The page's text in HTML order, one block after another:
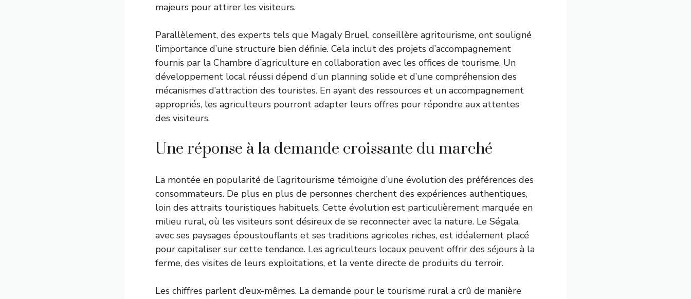
majeurs pour attirer les visiteurs.
Parallèlement, des experts tels que Magaly Bruel, conseillère agritourisme, ont souligné
l’importance d’une structure bien définie. Cela inclut des projets d’accompagnement
fournis par la Chambre d’agriculture en collaboration avec les offices de tourisme. Un
développement local réussi dépend d’un planning solide et d’une compréhension des
mécanismes d’attraction des touristes. En ayant des ressources et un accompagnement
appropriés, les agriculteurs pourront adapter leurs offres pour répondre aux attentes
des visiteurs.
Une réponse à la demande croissante du marché
La montée en popularité de l’agritourisme témoigne d’une évolution des préférences des
consommateurs. De plus en plus de personnes cherchent des expériences authentiques,
loin des attraits touristiques habituels. Cette évolution est particulièrement marquée en
milieu rural, où les visiteurs sont désireux de se reconnecter avec la nature. Le Ségala,
avec ses paysages époustouflants et ses traditions agricoles riches, est idéalement placé
pour capitaliser sur cette tendance. Les agriculteurs locaux peuvent offrir des séjours à la
ferme, des visites de leurs exploitations, et la vente directe de produits du terroir.
Les chiffres parlent d’eux-mêmes. La demande pour le tourisme rural a crû de manière